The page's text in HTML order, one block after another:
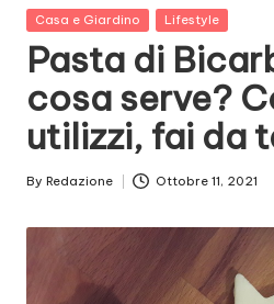
nostre
News
Posted
Casa e Giardino Lifestyle
Pasta di
cosa serve?
utilizzi, fai da
Posted
By Redazione Ottobre 11, 2021